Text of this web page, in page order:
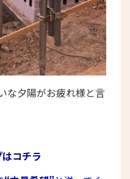
な夕陽がお疲れ様と言
コチラ